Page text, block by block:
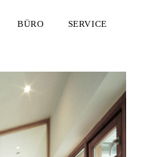
BÜRO SERVICE